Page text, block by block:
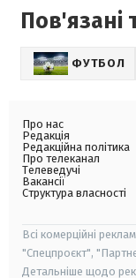
Пов'язані
ФУТБОЛ
Про нас
Редакція
Редакційна політика
Про телеканал
Телеведучі
Вакансії
Структура власності
Всі комерційні
"Спецпроєкт",
Детальніше щодо